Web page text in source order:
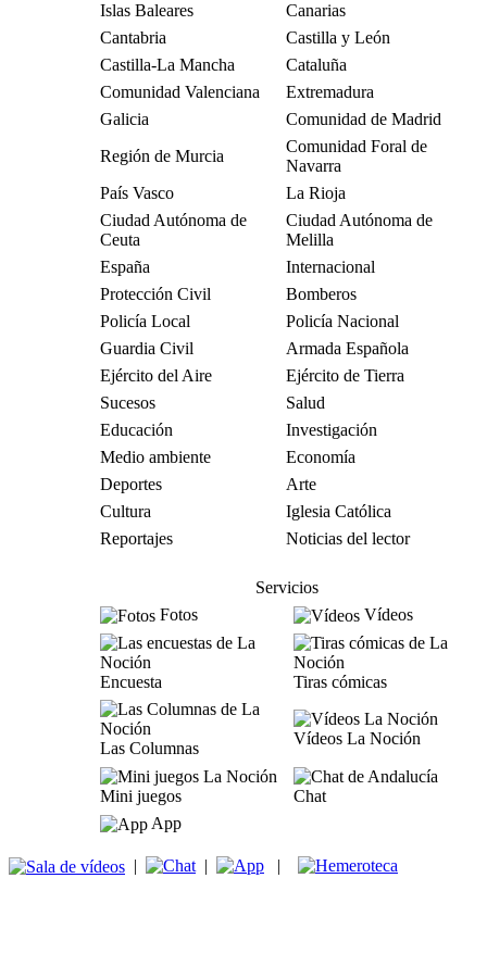
Islas Baleares
Canarias
Cantabria
Castilla y León
Castilla-La Mancha
Cataluña
Comunidad Valenciana
Extremadura
Galicia
Comunidad de Madrid
Región de Murcia
Comunidad Foral de
Navarra
País Vasco
La Rioja
Ciudad Autónoma de
Ceuta
Ciudad Autónoma de
Melilla
España
Internacional
Protección Civil
Bomberos
Policía Local
Policía Nacional
Guardia Civil
Armada Española
Ejército del Aire
Ejército de Tierra
Sucesos
Salud
Educación
Investigación
Medio ambiente
Economía
Deportes
Arte
Cultura
Iglesia Católica
Reportajes
Noticias del lector
Servicios
Fotos
Vídeos
Encuesta Tiras cómicas
Las Columnas
Vídeos La Noción
Mini juegos
Chat
App
| | |